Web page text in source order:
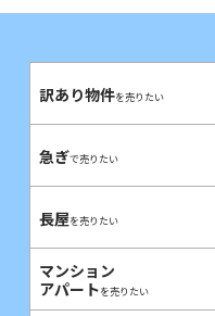
訳あり物件を売りたい
急ぎで売りたい
長屋を売りたい
マンション
アパートを売りたい